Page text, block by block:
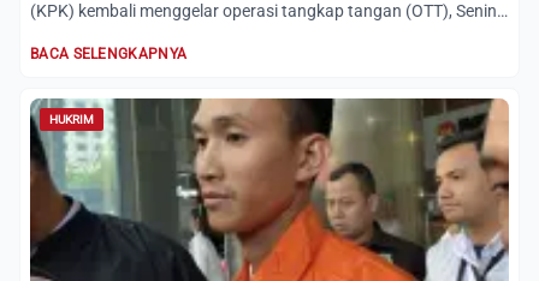
(KPK) kembali menggelar operasi tangkap tangan (OTT), Senin
BACA SELENGKAPNYA
HUKRIM